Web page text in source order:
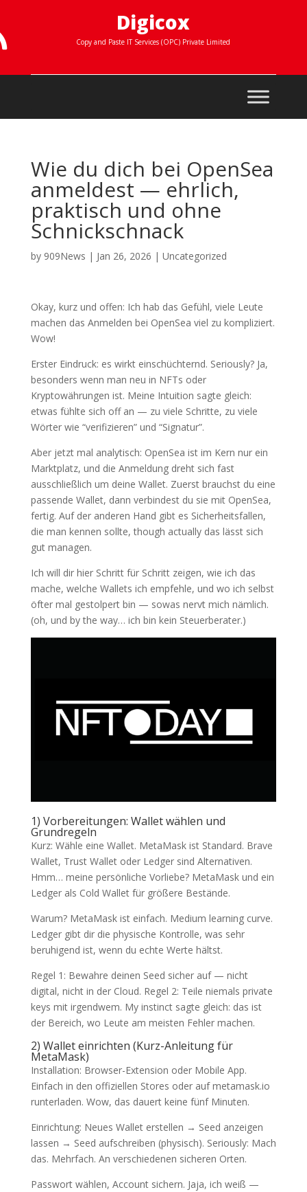
Digicox
Copy and Paste IT Services (OPC) Private Limited
Wie du dich bei OpenSea
anmeldest — ehrlich,
praktisch und ohne
Schnickschnack
by 909News | Jan 26, 2026 | Uncategorized
Okay, kurz und offen: Ich hab das Gefühl, viele Leute
machen das Anmelden bei OpenSea viel zu kompliziert.
Wow!
Erster Eindruck: es wirkt einschüchternd. Seriously? Ja,
besonders wenn man neu in NFTs oder
Kryptowährungen ist. Meine Intuition sagte gleich:
etwas fühlte sich off an — zu viele Schritte, zu viele
Wörter wie “verifizieren” und “Signatur”.
Aber jetzt mal analytisch: OpenSea ist im Kern nur ein
Marktplatz, und die Anmeldung dreht sich fast
ausschließlich um deine Wallet. Zuerst brauchst du eine
passende Wallet, dann verbindest du sie mit OpenSea,
fertig. Auf der anderen Hand gibt es Sicherheitsfallen,
die man kennen sollte, though actually das lässt sich
gut managen.
Ich will dir hier Schritt für Schritt zeigen, wie ich das
mache, welche Wallets ich empfehle, und wo ich selbst
öfter mal gestolpert bin — sowas nervt mich nämlich.
(oh, und by the way… ich bin kein Steuerberater.)
1) Vorbereitungen: Wallet wählen und
Grundregeln
Kurz: Wähle eine Wallet. MetaMask ist Standard. Brave
Wallet, Trust Wallet oder Ledger sind Alternativen.
Hmm… meine persönliche Vorliebe? MetaMask und ein
Ledger als Cold Wallet für größere Bestände.
Warum? MetaMask ist einfach. Medium learning curve.
Ledger gibt dir die physische Kontrolle, was sehr
beruhigend ist, wenn du echte Werte hältst.
Regel 1: Bewahre deinen Seed sicher auf — nicht
digital, nicht in der Cloud. Regel 2: Teile niemals private
keys mit irgendwem. My instinct sagte gleich: das ist
der Bereich, wo Leute am meisten Fehler machen.
2) Wallet einrichten (Kurz-Anleitung für
MetaMask)
Installation: Browser-Extension oder Mobile App.
Einfach in den offiziellen Stores oder auf metamask.io
runterladen. Wow, das dauert keine fünf Minuten.
Einrichtung: Neues Wallet erstellen → Seed anzeigen
lassen → Seed aufschreiben (physisch). Seriously: Mach
das. Mehrfach. An verschiedenen sicheren Orten.
Passwort wählen, Account sichern. Jaja, ich weiß —